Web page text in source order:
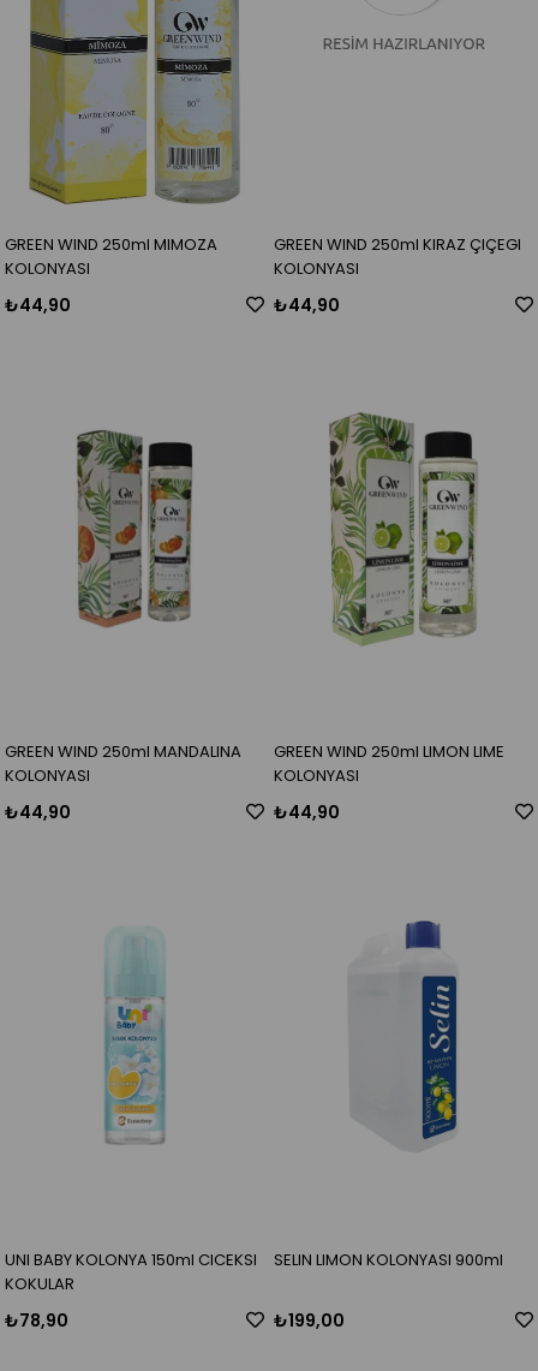
GREEN WIND 250ml MIMOZA
KOLONYASI
₺44,90
GREEN WIND 250ml KIRAZ ÇIÇEGI
KOLONYASI
₺44,90
GREEN WIND 250ml MANDALINA
KOLONYASI
₺44,90
GREEN WIND 250ml LIMON LIME
KOLONYASI
₺44,90
UNI BABY KOLONYA 150ml CICEKSI
KOKULAR
₺78,90
SELIN LIMON KOLONYASI 900ml
₺199,00